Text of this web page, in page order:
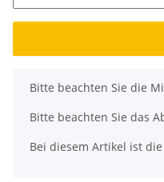
x
Bitte beachten Sie die
Bitte beachten Sie das
Bei diesem Artikel ist